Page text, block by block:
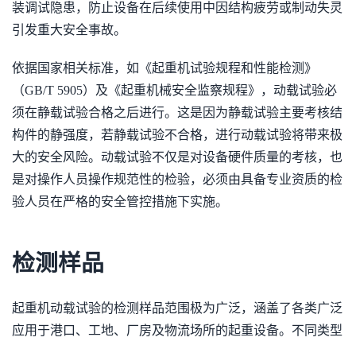
装调试隐患，防止设备在后续使用中因结构疲劳或制动失灵
引发重大安全事故。
依据国家相关标准，如《起重机试验规程和性能检测》
（GB/T 5905）及《起重机械安全监察规程》，动载试验必
须在静载试验合格之后进行。这是因为静载试验主要考核结
构件的静强度，若静载试验不合格，进行动载试验将带来极
大的安全风险。动载试验不仅是对设备硬件质量的考核，也
是对操作人员操作规范性的检验，必须由具备专业资质的检
验人员在严格的安全管控措施下实施。
检测样品
起重机动载试验的检测样品范围极为广泛，涵盖了各类广泛
应用于港口、工地、厂房及物流场所的起重设备。不同类型